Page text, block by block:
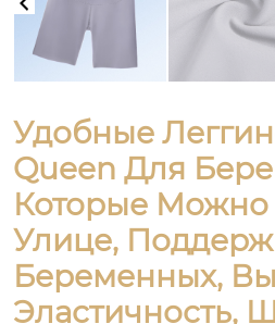
Удобные
Queen Для
Которые Можно
Улице,
Беременных,
Эластичность,